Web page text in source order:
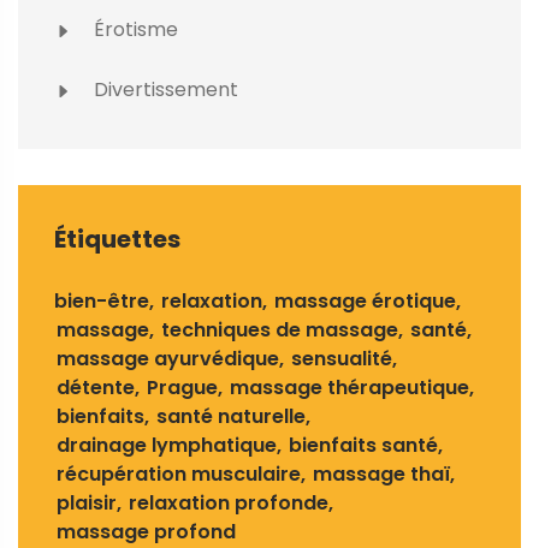
Érotisme
Divertissement
Étiquettes
bien-être relaxation massage érotique
massage techniques de massage santé
massage ayurvédique sensualité
détente Prague massage thérapeutique
bienfaits santé naturelle
drainage lymphatique bienfaits santé
récupération musculaire massage thaï
plaisir relaxation profonde
massage profond